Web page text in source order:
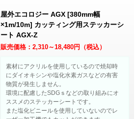
屋外エコロジー AGX [380mm幅
×1m/10m] カッティング用ステッカーシ
ート AGX-Z
販売価格：2,310～18,480円（税込）
素材にアクリルを使用しているので焼却時
にダイオキシンや塩化水素ガスなどの有害
物質が発生しません。
環境に配慮したSDGｓなどの取り組みにオ
ススメのステッカーシートです。
また塩化ビニールを使用していないのでレ